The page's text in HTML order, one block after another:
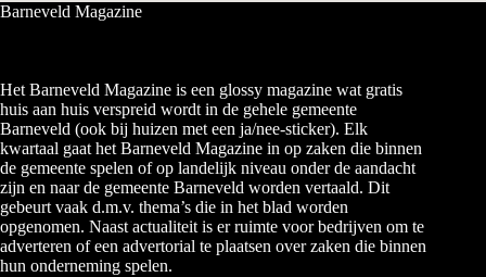
Barneveld Magazine
Het Barneveld Magazine is een glossy magazine wat gratis
huis aan huis verspreid wordt in de gehele gemeente
Barneveld (ook bij huizen met een ja/nee-sticker). Elk
kwartaal gaat het Barneveld Magazine in op zaken die binnen
de gemeente spelen of op landelijk niveau onder de aandacht
zijn en naar de gemeente Barneveld worden vertaald. Dit
gebeurt vaak d.m.v. thema’s die in het blad worden
opgenomen. Naast actualiteit is er ruimte voor bedrijven om te
adverteren of een advertorial te plaatsen over zaken die binnen
hun onderneming spelen.